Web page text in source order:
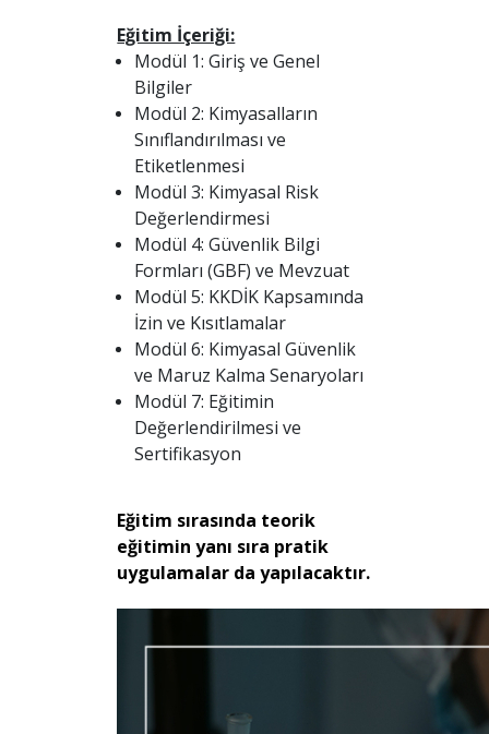
Eğitim İçeriği:
Modül 1: Giriş ve Genel
Bilgiler
Modül 2: Kimyasalların
Sınıflandırılması ve
Etiketlenmesi
Modül 3: Kimyasal Risk
Değerlendirmesi
Modül 4: Güvenlik Bilgi
Formları (GBF) ve Mevzuat
Modül 5: KKDİK Kapsamında
İzin ve Kısıtlamalar
Modül 6: Kimyasal Güvenlik
ve Maruz Kalma Senaryoları
Modül 7: Eğitimin
Değerlendirilmesi ve
Sertifikasyon
Eğitim sırasında teorik
eğitimin yanı sıra pratik
uygulamalar da yapılacaktır.